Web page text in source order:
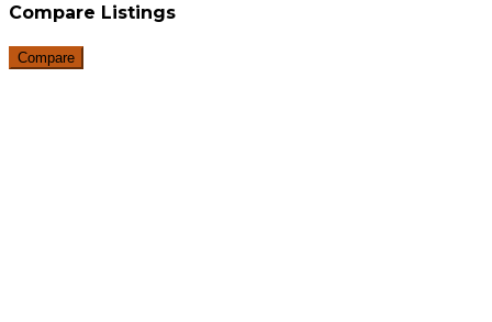
Compare Listings
Compare